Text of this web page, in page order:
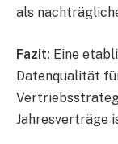
als
Fazit: Eine
Datenqualität
Jahresverträge